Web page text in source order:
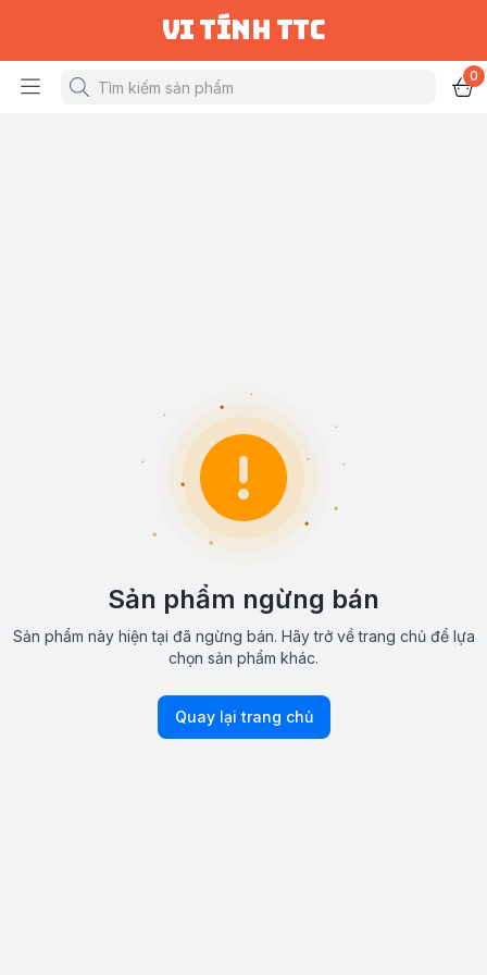
vi tính ttc
0
Sản phẩm ngừng bán
Sản phẩm này hiện tại đã ngừng bán. Hãy trở về trang chủ để lựa
chọn sản phẩm khác.
Quay lại trang chủ